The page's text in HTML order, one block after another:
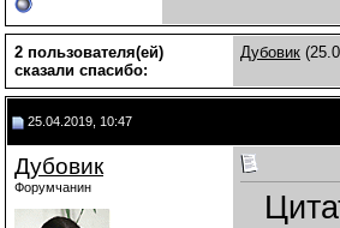
2 пользователя(ей)
сказали cпасибо:
Дубовик
25.04.2019, 10:47
Дубовик
Форумчанин